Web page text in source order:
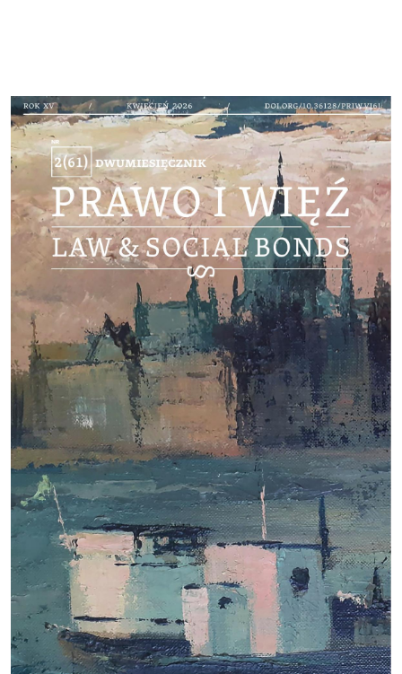
Cover image